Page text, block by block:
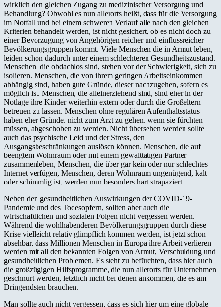
wirklich den gleichen Zugang zu medizinischer Versorgung und
Behandlung? Obwohl es nun allerorts heißt, dass für die Versorgung
im Notfall und bei einem schweren Verlauf alle nach den gleichen
Kriterien behandelt werden, ist nicht gesichert, ob es nicht doch zu
einer Bevorzugung von Angehörigen reicher und einflussreicher
Bevölkerungsgruppen kommt. Viele Menschen die in Armut leben,
leiden schon dadurch unter einem schlechteren Gesundheitszustand.
Menschen, die obdachlos sind, stehen vor der Schwierigkeit, sich zu
isolieren. Menschen, die von ihrem geringen Arbeitseinkommen
abhängig sind, haben gute Gründe, dieser nachzugehen, sofern es
möglich ist. Menschen, die alleinerziehend sind, sind eher in der
Notlage ihre Kinder weiterhin extern oder durch die Großeltern
betreuen zu lassen. Menschen ohne regulären Aufenthaltsstatus
haben eher Gründe, nicht zum Arzt zu gehen, wenn sie fürchten
müssen, abgeschoben zu werden. Nicht übersehen werden sollte
auch das psychische Leid und der Stress, den
Ausgangsbeschränkungen auslösen können. Menschen, die auf
beengtem Wohnraum oder mit einem gewalttätigen Partner
zusammenleben, Menschen, die über gar kein oder nur schlechtes
Internet verfügen, Menschen, deren Wohnraum ungenügend, kalt
oder schimmlig ist, werden nun besonders hart strapaziert.
Neben den gesundheitlichen Auswirkungen der COVID-19-
Pandemie und des Todesopfern, sollten aber auch die
wirtschaftlichen und sozialen Folgen nicht vergessen werden.
Während die wohlhabenderen Bevölkerungsgruppen durch diese
Krise vielleicht relativ glimpflich kommen werden, ist jetzt schon
absehbar, dass Millionen Menschen in Europa ihre Arbeit verlieren
werden mit all den bekannten Folgen von Armut, Verschuldung und
gesundheitlichen Problemen. Es steht zu befürchten, dass hier auch
die großzügigen Hilfsprogramme, die nun allerorts für Unternehmen
geschnürt werden, letztlich nicht bei denen ankommen, die es am
Dringendsten brauchen.
Man sollte auch nicht vergessen, dass es sich hier um eine globale